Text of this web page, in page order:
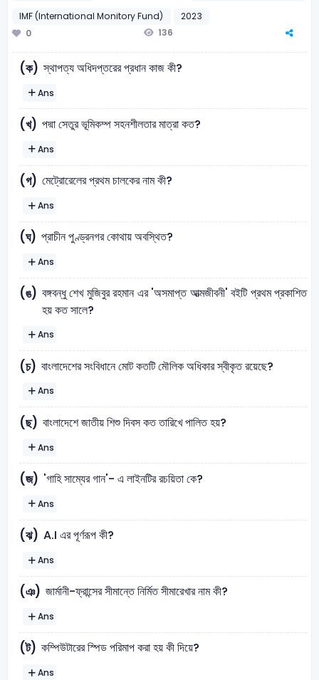
IMF (International Monitory Fund)
2023
0
136
(ক) স্থাপত্য অধিদপ্তরের প্রধান কাজ কী?
Ans
(খ) পদ্মা সেতুর ভূমিকম্প সহনশীলতার মাত্রা কত?
Ans
(গ) মেট্রোরেলের প্রথম চালকের নাম কী?
Ans
(ঘ) প্রাচীন পুণ্ড্রনগর কোথায় অবস্থিত?
Ans
(ঙ) বঙ্গবন্ধু শেখ মুজিবুর রহমান এর 'অসমাপ্ত আত্মজীবনী' বইটি প্রথম প্রকাশিত
হয় কত সালে?
Ans
(চ) বাংলাদেশের সংবিধানে মোট কতটি মৌলিক অধিকার স্বীকৃত রয়েছে?
Ans
(ছ) বাংলাদেশে জাতীয় শিশু দিবস কত তারিখে পালিত হয়?
Ans
(জ) 'গাহি সাম্যের গান'- এ লাইনটির রচয়িতা কে?
Ans
(ঝ) A.I এর পূর্ণরূপ কী?
Ans
(ঞ) জার্মানী-ফ্রান্সের সীমান্তে নির্মিত সীমারেখার নাম কী?
Ans
(ট) কম্পিউটারের স্পিড পরিমাপ করা হয় কী দিয়ে?
Ans